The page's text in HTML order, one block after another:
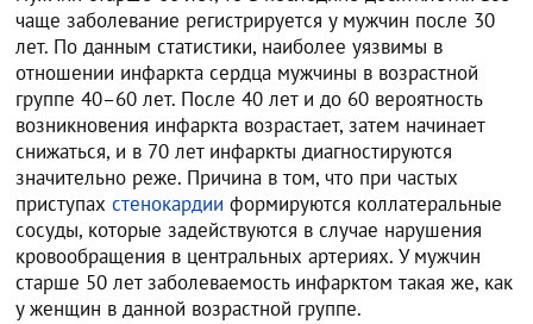
чаще заболевание регистрируется у мужчин после 30
лет. По данным статистики, наиболее уязвимы в
отношении инфаркта сердца мужчины в возрастной
группе 40–60 лет. После 40 лет и до 60 вероятность
возникновения инфаркта возрастает, затем начинает
снижаться, и в 70 лет инфаркты диагностируются
значительно реже. Причина в том, что при частых
приступахстенокардии формируются коллатеральные
сосуды, которые задействуются в случае нарушения
кровообращения в центральных артериях. У мужчин
старше 50 лет заболеваемость инфарктом такая же, как
у женщин в данной возрастной группе.